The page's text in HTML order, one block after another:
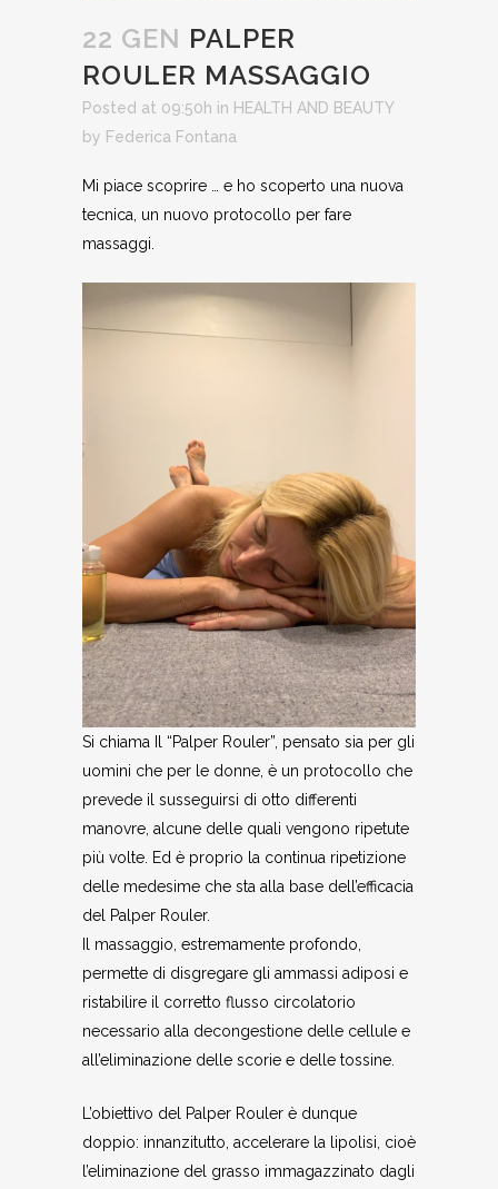
22 GEN PALPER
ROULER MASSAGGIO
Posted at 09:50h in HEALTH AND BEAUTY
by Federica Fontana
Mi piace scoprire … e ho scoperto una nuova
tecnica, un nuovo protocollo per fare
massaggi.
Si chiama Il “Palper Rouler”, pensato sia per gli
uomini che per le donne, è un protocollo che
prevede il susseguirsi di otto differenti
manovre, alcune delle quali vengono ripetute
più volte. Ed è proprio la continua ripetizione
delle medesime che sta alla base dell’efficacia
del Palper Rouler.
Il massaggio, estremamente profondo,
permette di disgregare gli ammassi adiposi e
ristabilire il corretto flusso circolatorio
necessario alla decongestione delle cellule e
all’eliminazione delle scorie e delle tossine.
L’obiettivo del Palper Rouler è dunque
doppio: innanzitutto, accelerare la lipolisi, cioè
l’eliminazione del grasso immagazzinato dagli